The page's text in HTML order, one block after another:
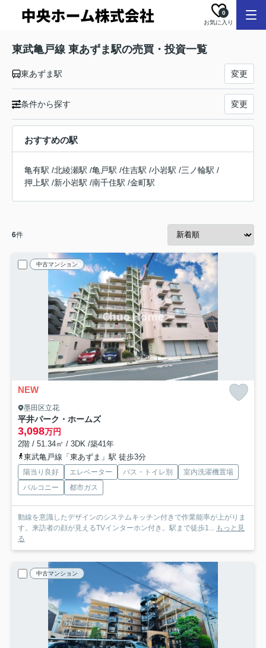
お気に入り
0
東武亀戸線 東あずま駅の売買・投資一覧
東あずま駅 変更
条件から探す 変更
おすすめの駅
亀有駅 /北綾瀬駅 /亀戸駅 /住吉駅 /小岩駅 /三ノ輪駅 /
押上駅 /新小岩駅 /南千住駅 /金町駅
6件
中古マンション
NEW
墨田区立花
平井パーク・ホームズ
3,098万円
2階 / 51.34㎡ / 3DK /築41年
東武亀戸線「東あずま」駅 徒歩3分
陽当り良好 エレベーター バス・トイレ別
室内洗濯機置場
バルコニー
都市ガス
動線を意識したデザインのシステムキッチン付きで作業能率が上がりま
す。来訪者の顔が見えるTVインターホン付き。駅まで徒歩1... もっと見
る
中古マンション